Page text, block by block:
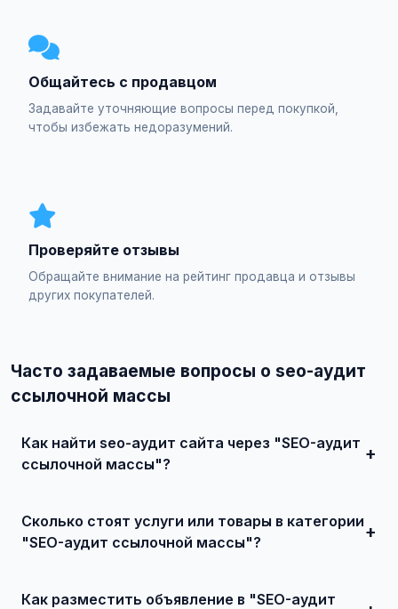
Общайтесь с продавцом
Задавайте уточняющие вопросы перед покупкой,
чтобы избежать недоразумений.
Проверяйте отзывы
Обращайте внимание на рейтинг продавца и отзывы
других покупателей.
Часто задаваемые вопросы о seo-аудит
ссылочной массы
Как найти seo-аудит сайта через "SEO-аудит
ссылочной массы"?
и договоритесь о сделке.
Сколько стоят услуги или товары в категории
"SEO-аудит ссылочной массы"?
Как разместить объявление в "SEO-аудит